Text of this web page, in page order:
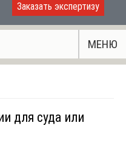
Заказать экспертизу
МЕНЮ
для суда или